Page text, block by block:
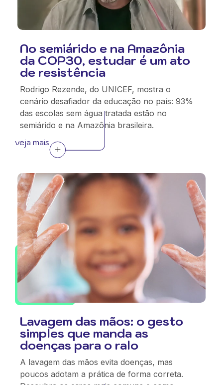
No semiárido e na Amazônia
da COP30, estudar é um ato
de resistência
Rodrigo Rezende, do UNICEF, mostra o
cenário desafiador da educação no país: 93%
das escolas sem água tratada estão no
semiárido e na Amazônia brasileira.
veja mais
Lavagem das mãos: o gesto
simples que manda as
doenças para o ralo
A lavagem das mãos evita doenças, mas
poucos adotam a prática de forma correta.